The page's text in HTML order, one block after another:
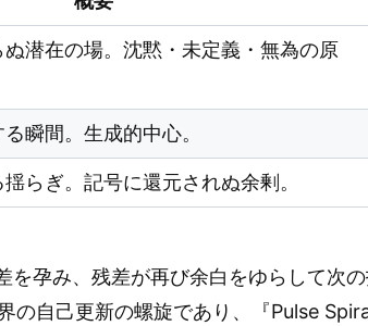
潜在の場。沈黙・未定義・無為の原
瞬間。生成的中心。
らぎ。記号に還元されぬ余剰。
孕み、残差が再び余白をゆらして次
の自己更新の螺旋であり、『Pulse